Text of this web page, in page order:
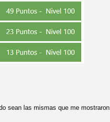
sean las mismas que me mostraron.